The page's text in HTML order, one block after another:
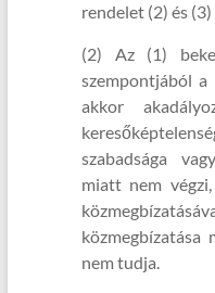
rendelet (2) és
(2) Az (1)
szempontjából a
akkor
szabadsága
miatt nem
nem tudja.